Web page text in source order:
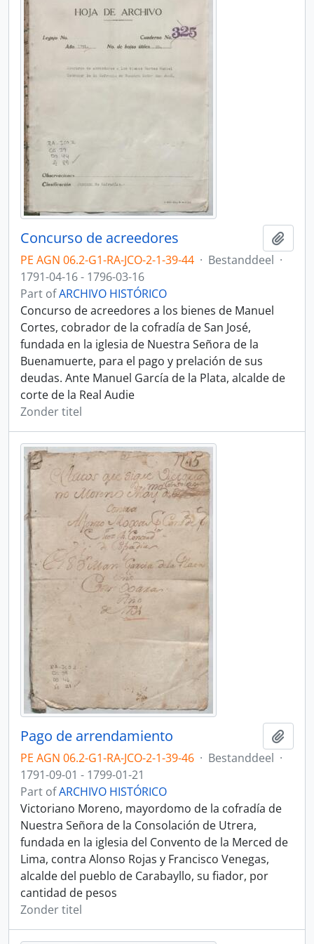
Concurso de acreedores
PE AGN 06.2-G1-RA-JCO-2-1-39-44 · Bestanddeel ·
1791-04-16 - 1796-03-16
Part ofARCHIVO HISTÓRICO
Concurso de acreedores a los bienes de Manuel
Cortes, cobrador de la cofradía de San José,
fundada en la iglesia de Nuestra Señora de la
Buenamuerte, para el pago y prelación de sus
deudas. Ante Manuel García de la Plata, alcalde de
corte de la Real Audie
Zonder titel
Pago de arrendamiento
PE AGN 06.2-G1-RA-JCO-2-1-39-46 · Bestanddeel ·
1791-09-01 - 1799-01-21
Part ofARCHIVO HISTÓRICO
Victoriano Moreno, mayordomo de la cofradía de
Nuestra Señora de la Consolación de Utrera,
fundada en la iglesia del Convento de la Merced de
Lima, contra Alonso Rojas y Francisco Venegas,
alcalde del pueblo de Carabayllo, su fiador, por
cantidad de pesos
Zonder titel